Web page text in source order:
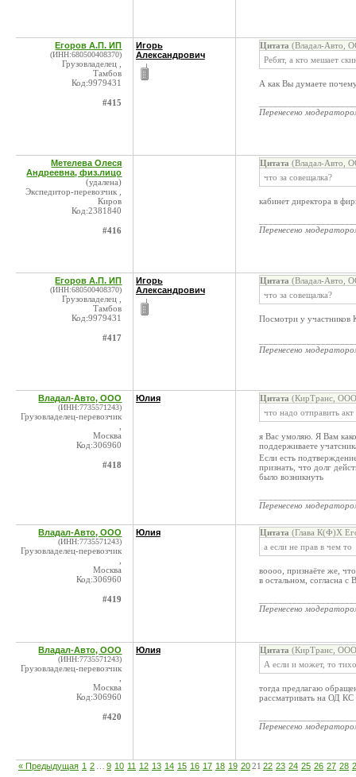
Егоров А.П. ИП
(ИНН:680500408370)
Грузовладелец ,
Тамбов
Код:9979431
#415
Игорь
Александрович
Цитата (Владал-Авто,
Ребят, а кто мешает
А как Вы думаете
Перенесено
Метелева Олеся
Андреевна, физ.лицо
(удалена)
Экспедитор-перевозчик ,
Киров
Код:2381840
#416
Цитата (Владал-Авто,
что за совещалка?
кабинет директора в
Перенесено
Егоров А.П. ИП
(ИНН:680500408370)
Грузовладелец ,
Тамбов
Код:9979431
#417
Игорь
Александрович
Цитата (Владал-Авто,
что за совещалка?
Посмотри у участников
Перенесено
Владал-Авто, ООО
(ИНН:7735571243)
Грузовладелец-перевозчик
Москва
Код:306960
#418
Юлия Цитата (КирТранс,
что надо отправить акт
я Вас умоляю. Я Вам
поддерживаете
Если есть
признать, что долг
было возникнуть
Перенесено
Владал-Авто, ООО
(ИНН:7735571243)
Грузовладелец-перевозчик
Москва
Код:306960
#419
Юлия Цитата (Глава К(Ф)Х
а если не прав в чем то
воооо, признаёте же,
в остальном, согласна с
Перенесено
Владал-Авто, ООО
(ИНН:7735571243)
Грузовладелец-перевозчик
Москва
Код:306960
#420
Юлия Цитата (КирТранс,
А если и может, то
тогда предлагаю
рассматривать на ОД КС
Перенесено
« Предыдущая 1 2 9 10 11 12 13 14 15 16 17 18 19 2021 22 23 24 25 26 27 28